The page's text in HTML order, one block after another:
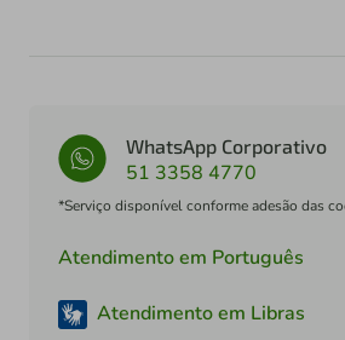
WhatsApp Corporativo
51 3358 4770
*Serviço disponível conforme adesão das
Atendimento em Português
Atendimento em Libras